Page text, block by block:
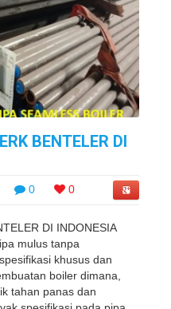
BENTELER DI
0 0
DI INDONESIA
mulus tanpa
khusus dan
boiler dimana,
tahan panas dan